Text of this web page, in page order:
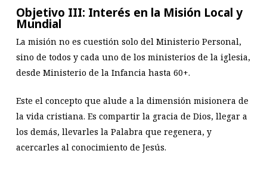
Objetivo III: Interés en la Misión Local y
Mundial
La misión no es cuestión solo del Ministerio Personal,
sino de todos y cada uno de los ministerios de la iglesia,
desde Ministerio de la Infancia hasta 60+.
Este el concepto que alude a la dimensión misionera de
la vida cristiana. Es compartir la gracia de Dios, llegar a
los demás, llevarles la Palabra que regenera, y
acercarles al conocimiento de Jesús.